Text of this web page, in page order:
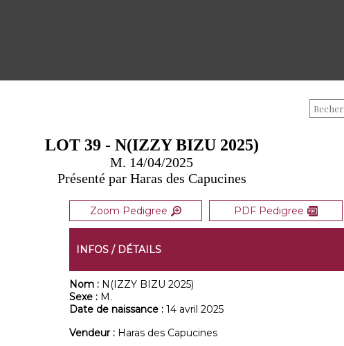
LOT 39 - N(IZZY BIZU 2025)
M. 14/04/2025
Présenté par Haras des Capucines
Zoom Pedigree PDF Pedigree
INFOS / DÉTAILS
Nom : N(IZZY BIZU 2025)
Sexe : M.
Date de naissance : 14 avril 2025
Vendeur : Haras des Capucines